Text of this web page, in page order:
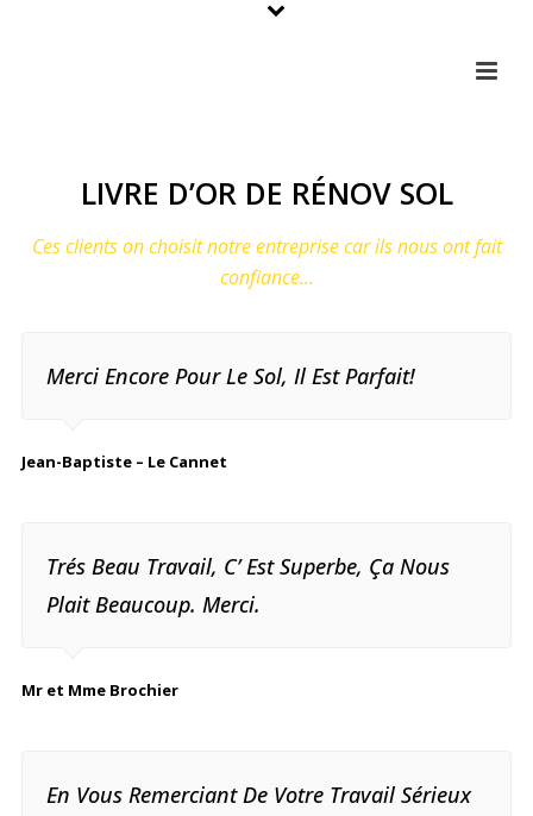
LIVRE D’OR DE RÉNOV SOL
Ces clients on choisit notre entreprise car ils nous ont fait
confiance…
Merci Encore Pour Le Sol, Il Est Parfait!
Jean-Baptiste – Le Cannet
Trés Beau Travail, C’ Est Superbe, Ça Nous
Plait Beaucoup. Merci.
Mr et Mme Brochier
En Vous Remerciant De Votre Travail Sérieux